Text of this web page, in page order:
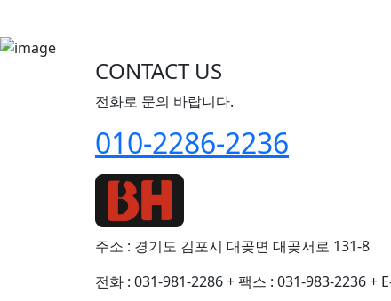
CONTACT US
전화로 문의 바랍니다.
010-2286-2236
주소 : 경기도 김포시 대곶면 대곶서로 131-8
전화 : 031-981-2286+팩스 : 031-983-2236+